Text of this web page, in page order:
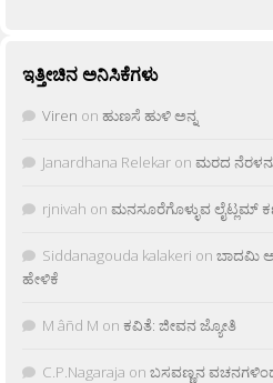
ಇತ್ತೀಚಿನ ಅನಿಸಿಕೆಗಳು
Viren on ಹುಣಸೆ ಹುಳಿ ಅನ್ನ
Janardhana Relekar on ಮರದ
rjnivah on ಮನಸೂರೆಗೊಳ್ಳುವ ಲೈಟ್ಲಮ್
Siddanagouda kalakeri on ಬಾದಮಿ
ಹೇಳಿಕೆ
M âñd M on ಕವಿತೆ: ಜೀವನ ಜ್ಯೋತಿ
C.P.Nagaraja on ಬಸವಣ್ಣನ